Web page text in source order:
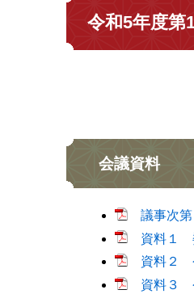
令和5年度第
会議資料
議事次
資料１
資料２
資料３